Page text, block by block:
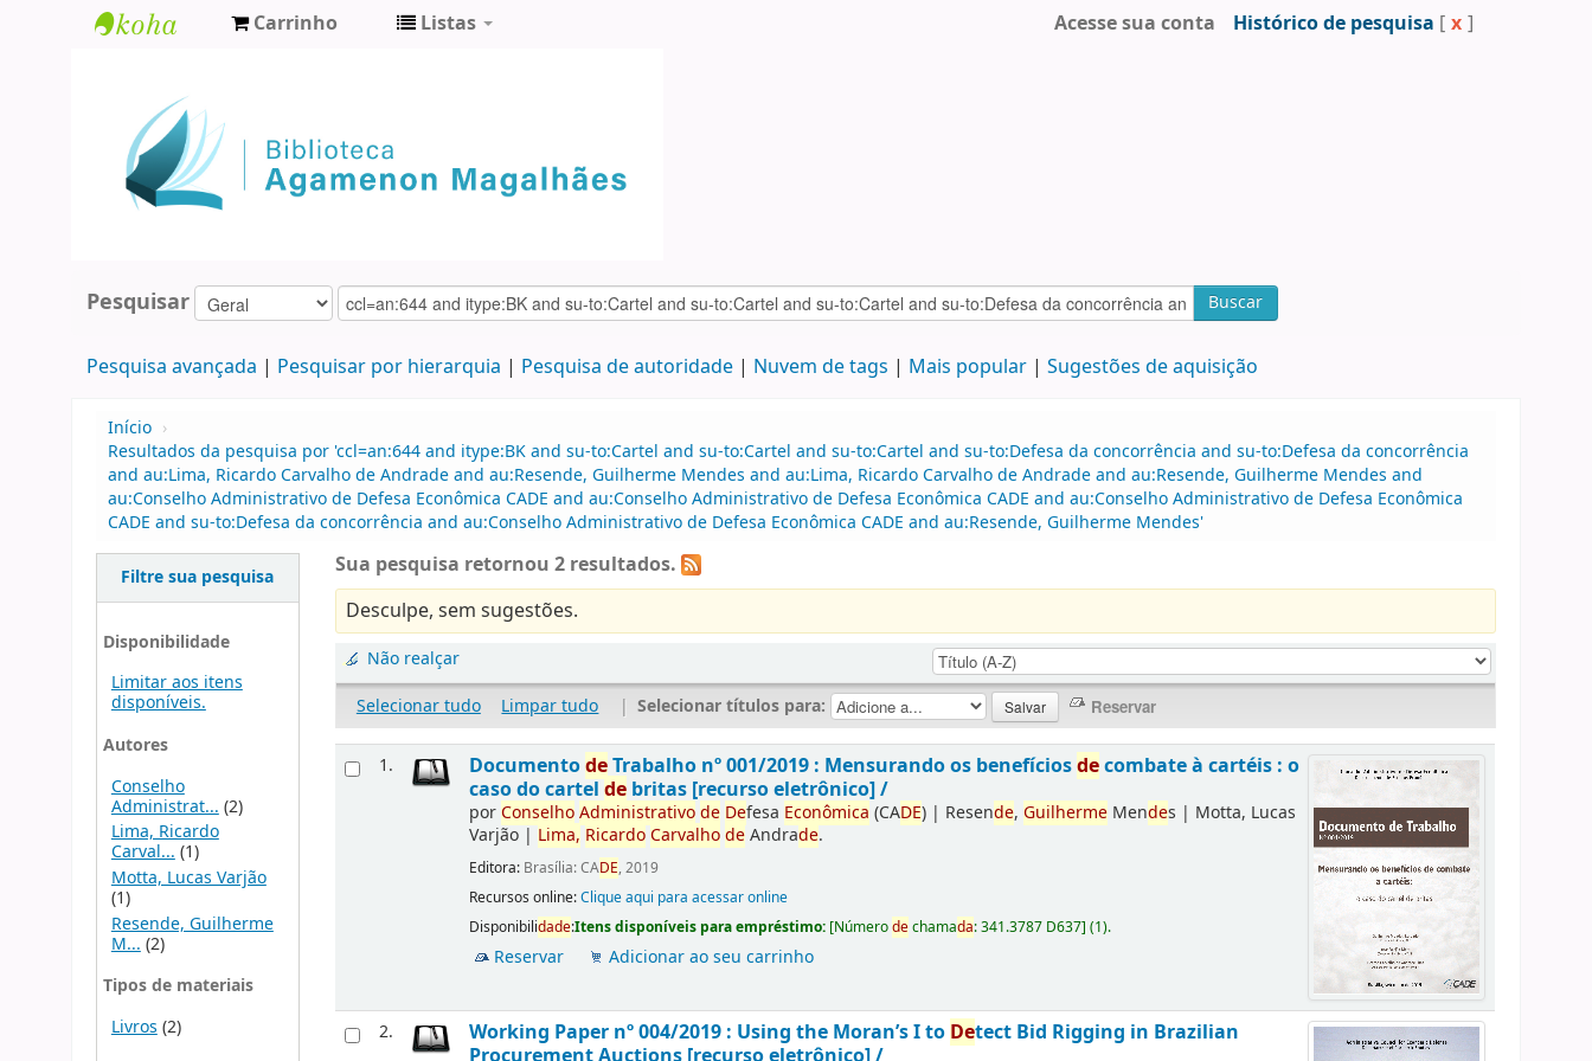
Agamenon
Magalhães
Carrinho Listas Acesse sua conta Histórico de pesquisa [ x ]
Pesquisar Buscar
Pesquisa avançada Pesquisar por hierarquia Pesquisa de autoridade Nuvem de tags Mais popular Sugestões de aquisição
Início ›
Resultados da pesquisa por 'ccl=an:644 and itype:BK and su-to:Cartel and su-to:Cartel and su-to:Cartel and su-to:Defesa da concorrência and su-to:Defesa da concorrência
and au:Lima, Ricardo Carvalho de Andrade and au:Resende, Guilherme Mendes and au:Lima, Ricardo Carvalho de Andrade and au:Resende, Guilherme Mendes and
au:Conselho Administrativo de Defesa Econômica CADE and au:Conselho Administrativo de Defesa Econômica CADE and au:Conselho Administrativo de Defesa Econômica
CADE and su-to:Defesa da concorrência and au:Conselho Administrativo de Defesa Econômica CADE and au:Resende, Guilherme Mendes'
Filtre sua pesquisa
Disponibilidade
Limitar aos itens
disponíveis.
Autores
Conselho
Administrat... (2)
Lima, Ricardo
Carval...(1)
Motta, Lucas Varjão
(1)
Resende, Guilherme
M... (2)
Tipos de materiais
Livros (2)
Sua pesquisa retornou 2 resultados.
Desculpe, sem sugestões.
Não realçar
Selecionar tudo
Limpar tudo | Selecionar títulos para:
1. DocumentodeTrabalho nº 001/2019 : Mensurando os benefíciosdecombate à cartéis : o
caso do cartelde britas [recurso eletrônico] /
porConselhoAdministrativode Defesa Econômica (CADE) | Resende,Guilherme Mendes | Motta, Lucas
Varjão | Lima, RicardoCarvalhodeAndrade.
Editora: Brasília: CADE, 2019
Recursos online:Clique aqui para acessar online
Disponibilidade:Itens disponíveis para empréstimo: [Númerodechamada:341.3787 D637](1).
Reservar Adicionar ao seu carrinho
2. Working Paper nº 004/2019 : Using the Moran’s I to Detect Bid Rigging in Brazilian